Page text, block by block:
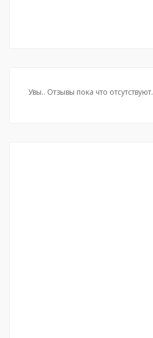
Увы.. Отзывы пока что отсутствуют.